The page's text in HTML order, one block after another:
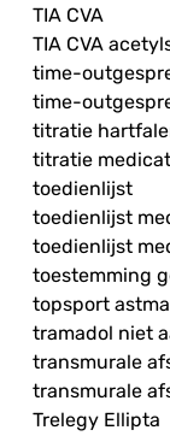
TIA CVA
TIA CVA
time-
time-
titratie
titratie
toedienlijst
toedienlijst
toedienlijst
toestemming
topsport
tramadol niet
transmurale
transmurale
Trelegy Ellipta